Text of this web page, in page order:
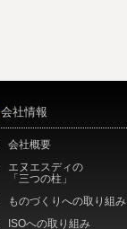
会社情報
会社概要
エヌエスディの
「三つの柱」
ものづくりへの取り組み
ISOへの取り組み